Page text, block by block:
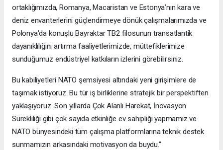
ortaklığımızda, Romanya, Macaristan ve Estonya’nın kara ve
deniz envanterlerini güçlendirmeye dönük çalışmalarımızda ve
Polonya'da konuşlu Bayraktar TB2 filosunun transatlantik
dayanıklılığını artırma faaliyetlerimizde, müttefiklerimize
sunduğumuz endüstriyel katkıların izlerini görebilirsiniz.
Bu kabiliyetleri NATO şemsiyesi altındaki yeni girişimlere de
taşımak istiyoruz. Bu tür iş birliklerine stratejik bir perspektiften
yaklaşıyoruz. Son yıllarda Çok Alanlı Harekat, İnovasyon
Sürekliliği gibi çok sayıda etkinliğe ev sahipliği yapmamız ve
NATO bünyesindeki tüm çalışma platformlarına teknik destek
sunmamızın arkasındaki motivasyon da buydu."